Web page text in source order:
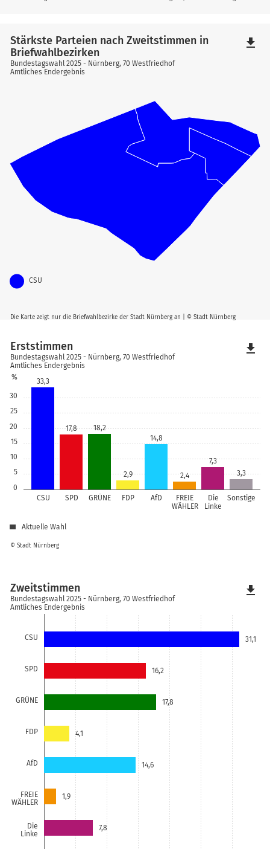
Die Karte zeigt nur die Briefwahlbezirke der Stadt Nürnberg an | © Stadt Nürnberg
Stärkste Parteien nach Zweitstimmen in
Briefwahlbezirken
Bundestagswahl 2025 - Nürnberg, 70 Westfriedhof
Amtliches Endergebnis
CSU
file_download
0
5
10
15
20
25
30
%
CSU SPD GRÜNE FDP AfD
FREIE
WÄHLER
Die
Linke
Sonstige
33,3
17,8 18,2
2,9
14,8
2,4
7,3
3,3
© Stadt Nürnberg
Erststimmen
Bundestagswahl 2025 - Nürnberg, 70 Westfriedhof
Amtliches Endergebnis
Aktuelle Wahl
file_download
CSU
SPD
GRÜNE
FDP
AfD
FREIE
WÄHLER
Die
Linke
31,1
16,2
17,8
4,1
14,6
1,9
7,8
Zweitstimmen
Bundestagswahl 2025 - Nürnberg, 70 Westfriedhof
Amtliches Endergebnis
file_download